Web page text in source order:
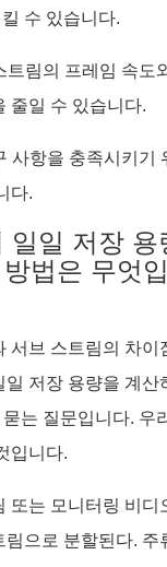
수 있습니다.
트림의 프레임 속도
줄일 수 있습니다.
사항을 충족시키기
다.
일일 저장 용
법은 무엇
서브 스트림의 차이
일 저장 용량을 계산
는 질문입니다. 우
입니다.
또는 모니터링 비디
으로 분할된다. 주